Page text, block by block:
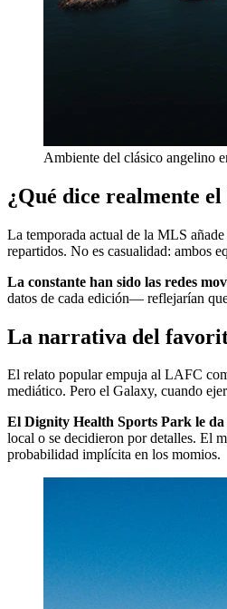
Ambiente del clásico angelino
¿Qué dice realmente
La temporada actual de la MLS
repartidos. No es casualidad: ambos
La constante han sido las redes
datos de cada edición— reflejarían
La narrativa del
El relato popular empuja al LAFC
mediático. Pero el Galaxy, cuando
El Dignity Health Sports Park le da
local o se decidieron por detalles. El
probabilidad implícita en los momios.